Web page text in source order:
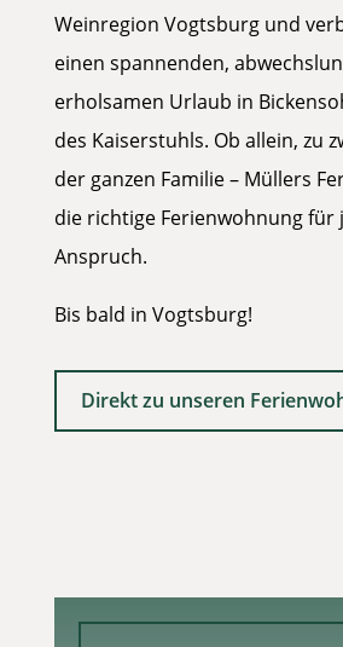
Weinregion Vogtsburg und
einen spannenden,
erholsamen Urlaub in
des Kaiserstuhls. Ob allein, zu
der ganzen Familie – Müllers
die richtige Ferienwohnung für
Anspruch.
Bis bald in Vogtsburg!
Direkt zu unseren